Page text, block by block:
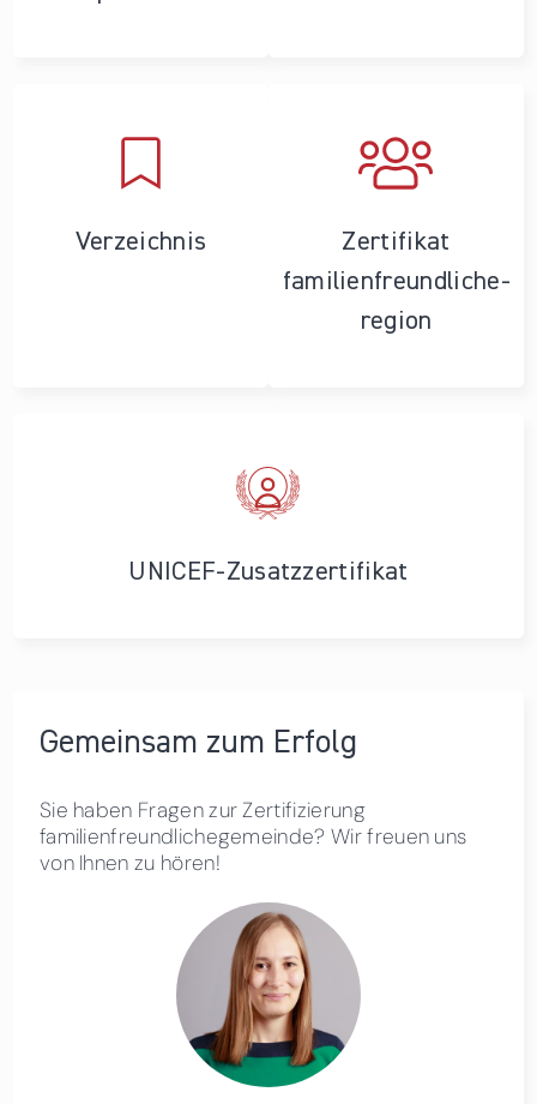
Verzeichnis
Zertifikat
familienfreundliche­
region
UNICEF-Zusatzzertifikat
Gemeinsam zum Erfolg
Sie haben Fragen zur Zertifizierung
familienfreundlichegemeinde? Wir freuen uns
von Ihnen zu hören!